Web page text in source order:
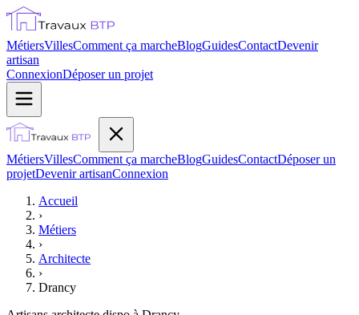
MétiersVillesComment ça marcheBlogGuidesContactDevenir
artisan
ConnexionDéposer un projet
MétiersVillesComment ça marcheBlogGuidesContactDéposer un
projetDevenir artisanConnexion
Accueil
›
Métiers
›
Architecte
›
Drancy